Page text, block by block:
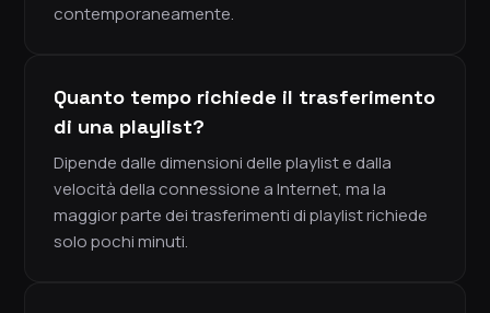
contemporaneamente.
Quanto tempo richiede il trasferimento
di una playlist?
Dipende dalle dimensioni delle playlist e dalla
velocità della connessione a Internet, ma la
maggior parte dei trasferimenti di playlist richiede
solo pochi minuti.